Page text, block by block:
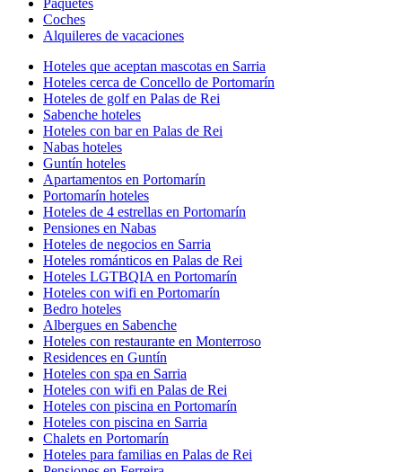
Paquetes
Coches
Alquileres de vacaciones
Hoteles que aceptan mascotas en Sarria
Hoteles cerca de Concello de Portomarín
Hoteles de golf en Palas de Rei
Sabenche hoteles
Hoteles con bar en Palas de Rei
Nabas hoteles
Guntín hoteles
Apartamentos en Portomarín
Portomarín hoteles
Hoteles de 4 estrellas en Portomarín
Pensiones en Nabas
Hoteles de negocios en Sarria
Hoteles románticos en Palas de Rei
Hoteles LGTBQIA en Portomarín
Hoteles con wifi en Portomarín
Bedro hoteles
Albergues en Sabenche
Hoteles con restaurante en Monterroso
Residences en Guntín
Hoteles con spa en Sarria
Hoteles con wifi en Palas de Rei
Hoteles con piscina en Portomarín
Hoteles con piscina en Sarria
Chalets en Portomarín
Hoteles para familias en Palas de Rei